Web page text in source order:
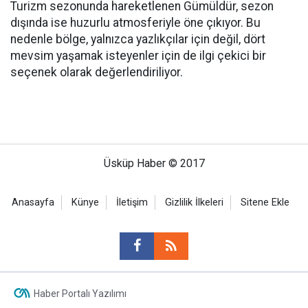
Turizm sezonunda hareketlenen Gümüldür, sezon
dışında ise huzurlu atmosferiyle öne çıkıyor. Bu
nedenle bölge, yalnızca yazlıkçılar için değil, dört
mevsim yaşamak isteyenler için de ilgi çekici bir
seçenek olarak değerlendiriliyor.
Üsküp Haber © 2017
Anasayfa Künye İletişim Gizlilik İlkeleri Sitene Ekle
Haber Portalı Yazılımı